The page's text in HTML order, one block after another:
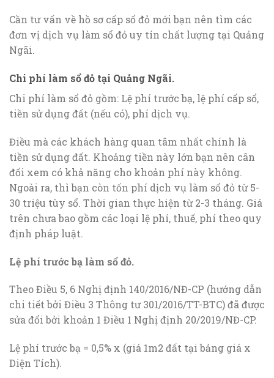
Cần tư vấn về hồ sơ cấp sổ đỏ mới bạn nên tìm các
đơn vị dịch vụ làm sổ đỏ uy tín chất lượng tại Quảng
Ngãi.
Chi phí làm sổ đỏ tại Quảng Ngãi.
Chi phí làm sổ đỏ gồm: Lệ phí trước bạ, lệ phí cấp sổ,
tiền sử dụng đất (nếu có), phí dịch vụ.
Điều mà các khách hàng quan tâm nhất chính là
tiền sử dụng đất. Khoảng tiền này lớn bạn nên cân
đối xem có khả năng cho khoản phí này không.
Ngoài ra, thì bạn còn tốn phí dịch vụ làm sổ đỏ từ 5-
30 triệu tùy sổ. Thời gian thực hiện từ 2-3 tháng. Giá
trên chưa bao gồm các loại lệ phí, thuế, phí theo quy
định pháp luật.
Lệ phí trước bạ làm sổ đỏ.
Theo Điều 5, 6 Nghị định 140/2016/NĐ-CP (hướng dẫn
chi tiết bởi Điều 3 Thông tư 301/2016/TT-BTC) đã được
sửa đổi bởi khoản 1 Điều 1 Nghị định 20/2019/NĐ-CP.
Lệ phí trước bạ = 0,5% x (giá 1m2 đất tại bảng giá x
Diện Tích).